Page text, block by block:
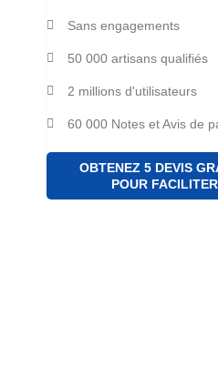
Sans engagements
50 000 artisans qualifiés
2 millions d'utilisateurs
60 000 Notes et Avis de
OBTENEZ 5 DEVIS
POUR